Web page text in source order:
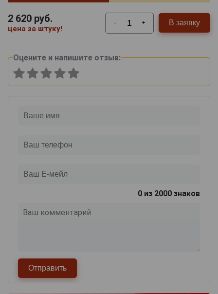
2 620 руб.
цена за штуку!
- + В заявку
Оцените и напишите отзыв:
0 из 2000 знаков